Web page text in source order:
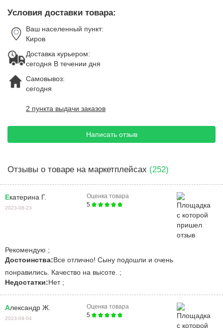
Условия доставки товара:
Ваш населенный пункт:
Киров
Доставка курьером:
сегодня В течении дня
Самовывоз:
сегодня
2 пункта выдачи заказов
Написать отзыв
Отзывы о товаре на маркетплейсах (252)
Екатерина Г.
2023-08-23
Оценка товара
5
Рекомендую ;
Достоинства:Все отлично! Сыну подошли и очень
понравились. Качество на высоте. ;
Недостатки:Нет ;
Александр Ж.
2023-09-04
Оценка товара
5